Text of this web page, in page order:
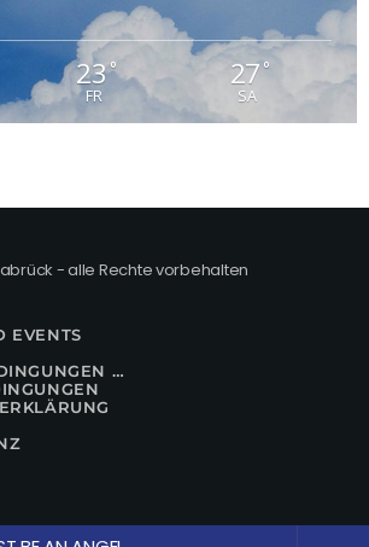
23°
FR
27°
SA
- alle Rechte vorbehalten
EVENTS
TEILNAHMEBEDINGUNGEN FÜR GEWINNSPIELE